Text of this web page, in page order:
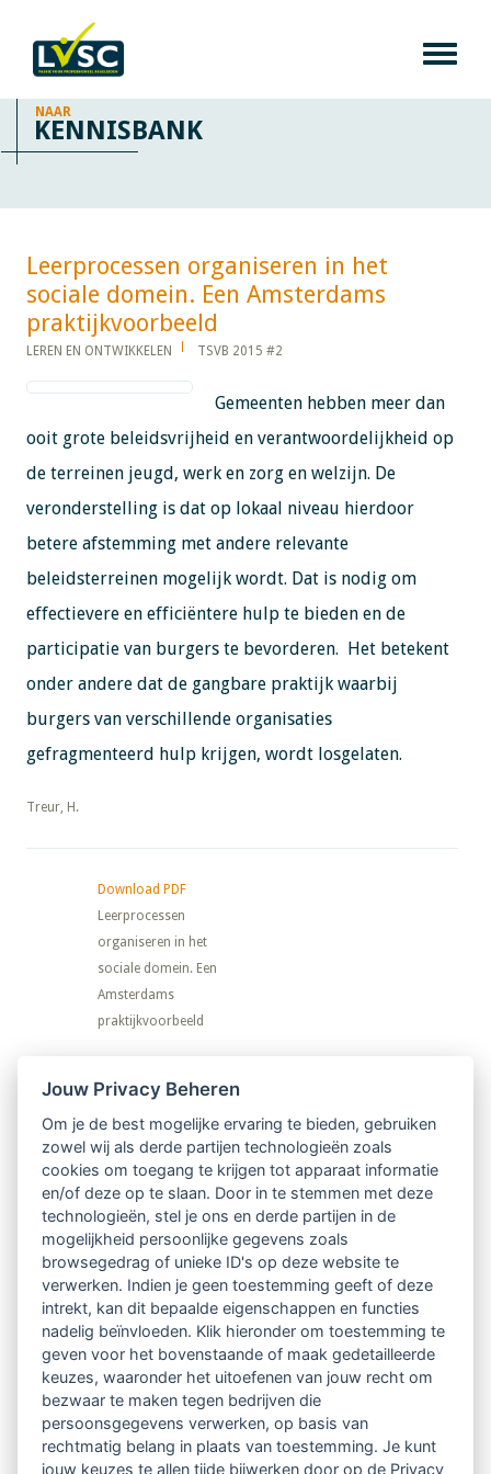
NAAR
KENNISBANK
Leerprocessen organiseren in het
sociale domein. Een Amsterdams
praktijkvoorbeeld​​​​​​
LEREN EN ONTWIKKELEN TSVB 2015 #2
Gemeenten hebben meer dan
ooit grote beleidsvrijheid en verantwoordelijkheid op
de terreinen jeugd, werk en zorg en welzijn. De
veronderstelling is dat op lokaal niveau hierdoor
betere afstemming met andere relevante
beleidsterreinen mogelijk wordt. Dat is nodig om
effectievere en efficiëntere hulp te bieden en de
participatie van burgers te bevorderen. Het betekent
onder andere dat de gangbare praktijk waarbij
burgers van verschillende organisaties
gefragmenteerd hulp krijgen, wordt losgelaten.
​​​​​​​Treur, H.
Download PDF
Leerprocessen
organiseren in het
sociale domein. Een
Amsterdams
praktijkvoorbeeld
Nieuwsbrief
Ontvang 10 x per jaar de LVSC-
relatienieuwsbrief met o.a.:
vrij toegankelijke TsvB-artikelen
nieuws op het vlak van professioneel
begeleiden
informatie over LVSC-activiteiten
Aanmelden nieuwsbrief
Jouw Privacy Beheren
Om je de best mogelijke ervaring te bieden, gebruiken
zowel wij als derde partijen technologieën zoals
cookies om toegang te krijgen tot apparaat informatie
en/of deze op te slaan. Door in te stemmen met deze
technologieën, stel je ons en derde partijen in de
mogelijkheid persoonlijke gegevens zoals
browsegedrag of unieke ID's op deze website te
verwerken. Indien je geen toestemming geeft of deze
intrekt, kan dit bepaalde eigenschappen en functies
nadelig beïnvloeden. Klik hieronder om toestemming te
geven voor het bovenstaande of maak gedetailleerde
keuzes, waaronder het uitoefenen van jouw recht om
bezwaar te maken tegen bedrijven die
persoonsgegevens verwerken, op basis van
rechtmatig belang in plaats van toestemming. Je kunt
jouw keuzes te allen tijde bijwerken door op de Privacy